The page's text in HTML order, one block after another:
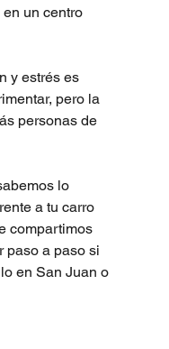
un centro
y estrés es
pero la
personas de
lo
a tu carro
compartimos
paso a paso si
en San Juan o